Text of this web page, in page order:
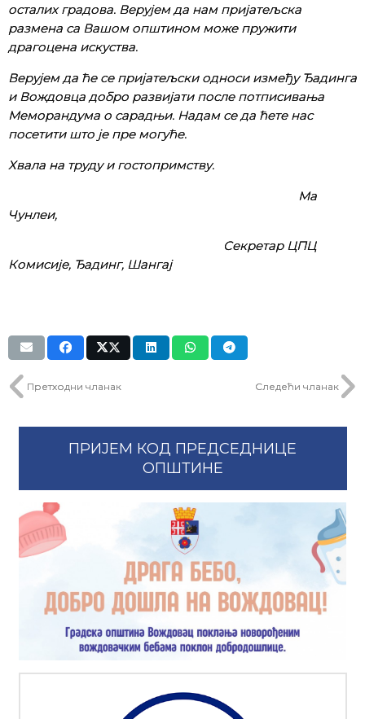
осталих градова. Верујем да нам пријатељска
размена са Вашом општином може пружити
драгоцена искуства.
Верујем да ће се пријатељски односи између Ђадинга
и Вождовца добро развијати после потписивања
Меморандума о сарадњи. Надам се да ћете нас
посетити што је пре могуће.
Хвала на труду и гостопримству.
Ма
Чунлеи,
Секретар ЦПЦ
Комисије, Ђадинг, Шангај
Претходни чланак Следећи чланак
ПРИЈЕМ КОД ПРЕДСЕДНИЦЕ
ОПШТИНЕ